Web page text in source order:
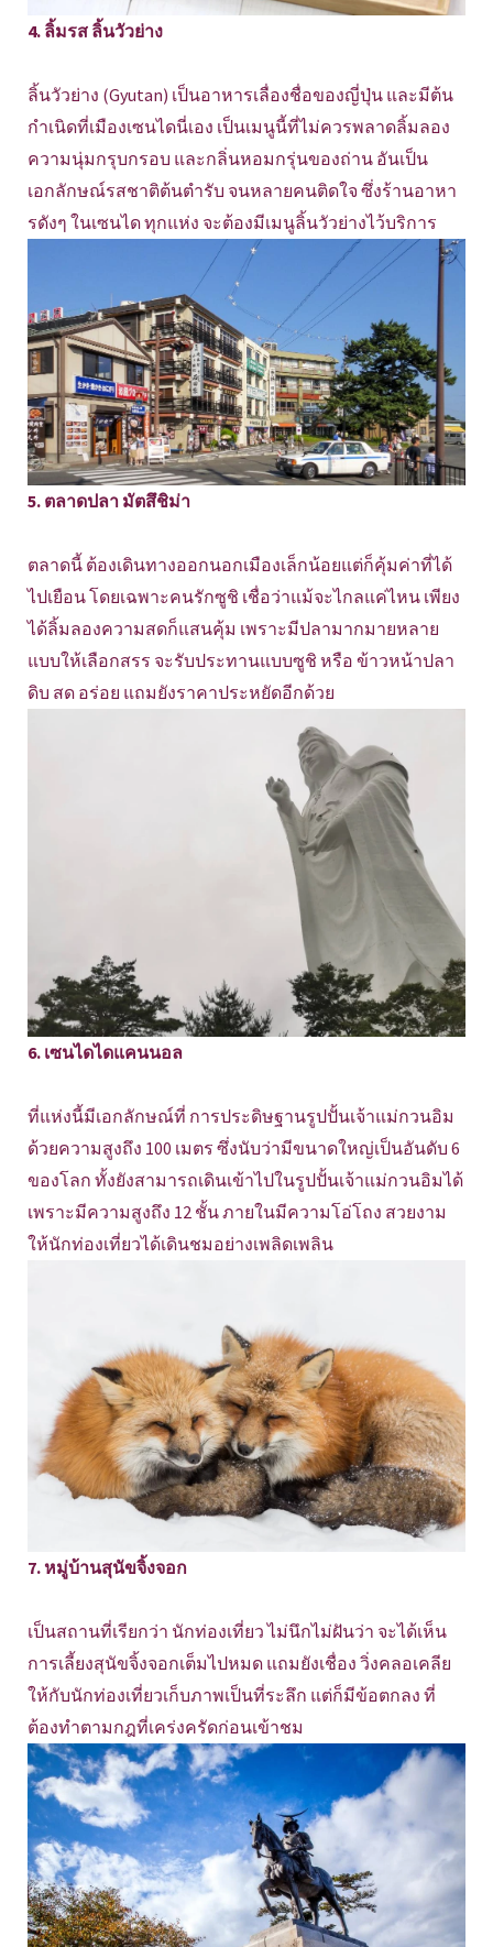
4. ลิ้มรส ลิ้นวัวย่าง
ลิ้นวัวย่าง (Gyutan) เป็นอาหารเลื่องชื่อของญี่ปุ่น และมีต้น
กำเนิดที่เมืองเซนไดนี่เอง เป็นเมนูนี้ที่ไม่ควรพลาดลิ้มลอง
ความนุ่มกรุบกรอบ และกลิ่นหอมกรุ่นของถ่าน อันเป็น
เอกลักษณ์รสชาติต้นตำรับ จนหลายคนติดใจ ซึ่งร้านอาหา
รดังๆ ในเซนได ทุกแห่ง จะต้องมีเมนูลิ้นวัวย่างไว้บริการ
5. ตลาดปลา มัตสึชิม่า
ตลาดนี้ ต้องเดินทางออกนอกเมืองเล็กน้อยแต่ก็คุ้มค่าที่ได้
ไปเยือน โดยเฉพาะคนรักซูชิ เชื่อว่าแม้จะไกลแค่ไหน เพียง
ได้ลิ้มลองความสดก็แสนคุ้ม เพราะมีปลามากมายหลาย
แบบให้เลือกสรร จะรับประทานแบบซูชิ หรือ ข้าวหน้าปลา
ดิบ สด อร่อย แถมยังราคาประหยัดอีกด้วย
6. เซนไดไดแคนนอล
ที่แห่งนี้มีเอกลักษณ์ที่ การประดิษฐานรูปปั้นเจ้าแม่กวนอิม
ด้วยความสูงถึง 100 เมตร ซึ่งนับว่ามีขนาดใหญ่เป็นอันดับ 6
ของโลก ทั้งยังสามารถเดินเข้าไปในรูปปั้นเจ้าแม่กวนอิมได้
เพราะมีความสูงถึง 12 ชั้น ภายในมีความโอ่โถง สวยงาม
ให้นักท่องเที่ยวได้เดินชมอย่างเพลิดเพลิน
7. หมู่บ้านสุนัขจิ้งจอก
เป็นสถานที่เรียกว่า นักท่องเที่ยว ไม่นึกไม่ฝันว่า จะได้เห็น
การเลี้ยงสุนัขจิ้งจอกเต็มไปหมด แถมยังเชื่อง วิ่งคลอเคลีย
ให้กับนักท่องเที่ยวเก็บภาพเป็นที่ระลึก แต่ก็มีข้อตกลง ที่
ต้องทำตามกฎที่เคร่งครัดก่อนเข้าชม